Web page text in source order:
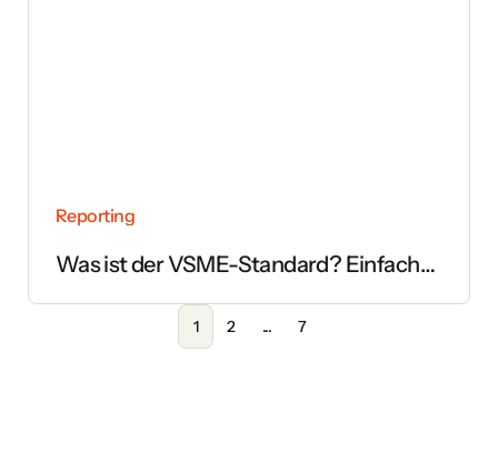
Reporting
Was ist der VSME-Standard? Einfach
1 2 ... 7